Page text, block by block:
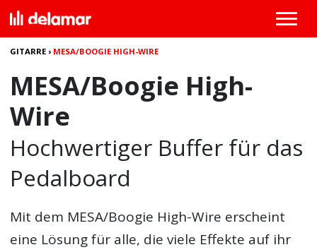
GITARRE › MESA/BOOGIE HIGH-WIRE
MESA/Boogie High-
Wire
Hochwertiger Buffer für das
Pedalboard
Mit dem MESA/Boogie High-Wire erscheint
eine Lösung für alle, die viele Effekte auf ihr